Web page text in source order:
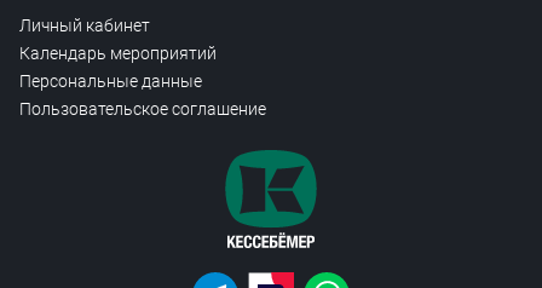
Личный кабинет
Календарь мероприятий
Персональные данные
Пользовательское соглашение